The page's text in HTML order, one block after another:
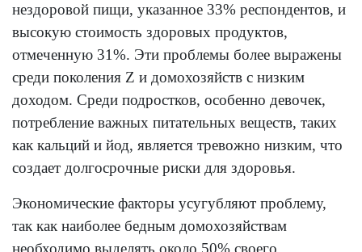
нездоровой пищи, указанное 33% респондентов, и
высокую стоимость здоровых продуктов,
отмеченную 31%. Эти проблемы более выражены
среди поколения Z и домохозяйств с низким
доходом. Среди подростков, особенно девочек,
потребление важных питательных веществ, таких
как кальций и йод, является тревожно низким, что
создает долгосрочные риски для здоровья.
Экономические факторы усугубляют проблему,
так как наиболее бедным домохозяйствам